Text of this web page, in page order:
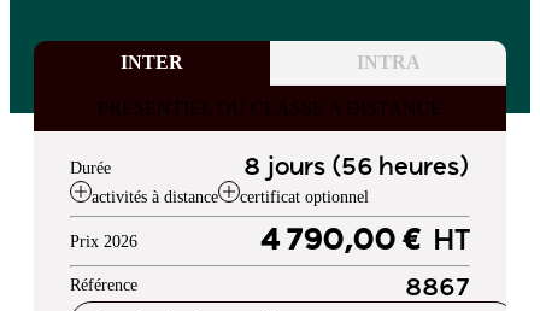
INTER INTRA
PRESENTIEL OU CLASSE A DISTANCE
Durée 8 jours (56 heures)
activités à distance certificat optionnel
Prix 2026 4 790,00 € HT
Référence 8867